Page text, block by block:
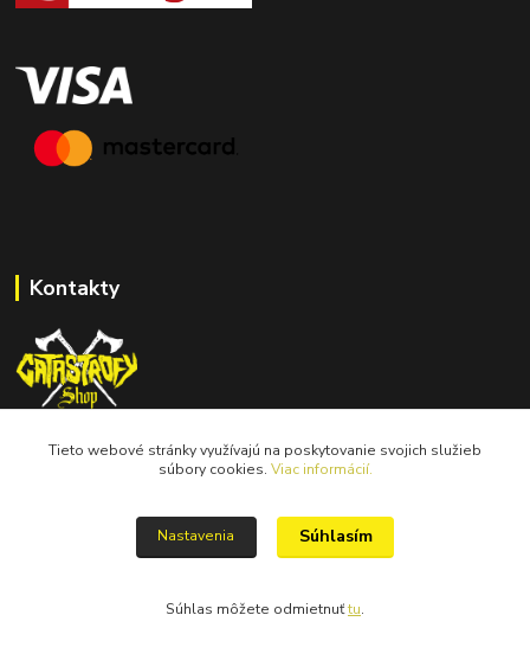
Kontakty
catastrofy.shop@gmail.com
Tieto webové stránky využívajú na poskytovanie svojich služieb
súbory cookies. Viac informácií.
Nastavenia Súhlasím
Súhlas môžete odmietnuťtu.